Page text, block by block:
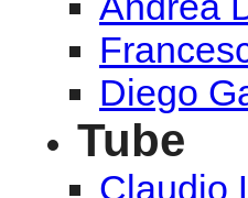
Diego
Tube
Claudio